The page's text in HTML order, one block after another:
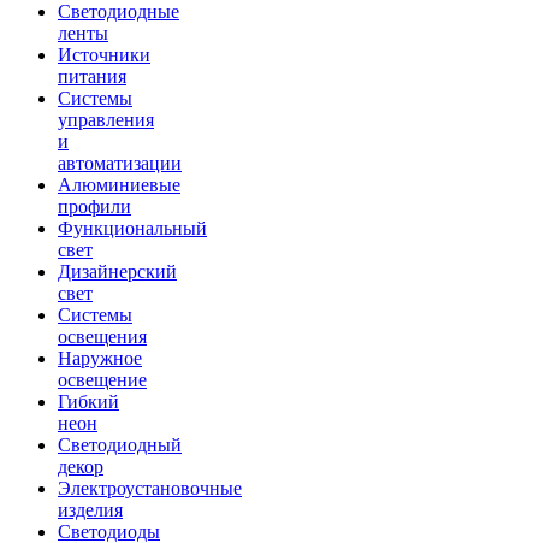
Светодиодные
ленты
Источники
питания
Системы
управления
и
автоматизации
Алюминиевые
профили
Функциональный
свет
Дизайнерский
свет
Системы
освещения
Наружное
освещение
Гибкий
неон
Светодиодный
декор
Электроустановочные
изделия
Светодиоды